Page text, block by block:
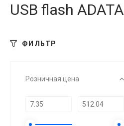
USB flash ADATA
ФИЛЬТР
Розничная цена